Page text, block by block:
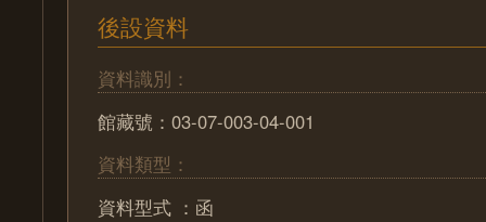
後設資料
資料識別：
館藏號：03-07-003-04-001
資料類型：
資料型式 ：函